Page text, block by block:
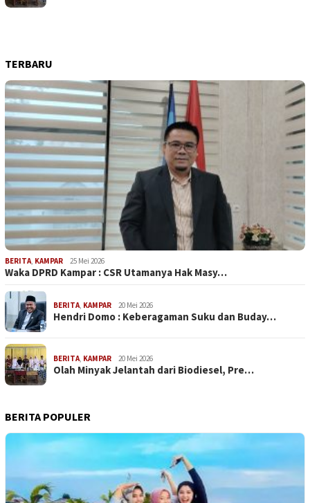
TERBARU
BERITA, KAMPAR 25 Mei 2026
Waka DPRD Kampar : CSR Utamanya Hak Masy…
BERITA, KAMPAR 20 Mei 2026
Hendri Domo : Keberagaman Suku dan Buday…
BERITA, KAMPAR 20 Mei 2026
Olah Minyak Jelantah dari Biodiesel, Pre…
BERITA POPULER